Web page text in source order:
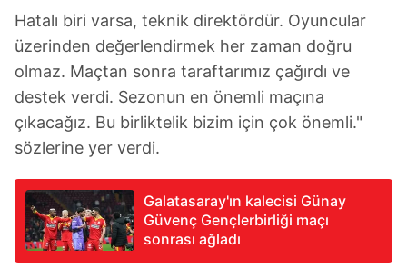
Hatalı biri varsa, teknik direktördür. Oyuncular
üzerinden değerlendirmek her zaman doğru
olmaz. Maçtan sonra taraftarımız çağırdı ve
destek verdi. Sezonun en önemli maçına
çıkacağız. Bu birliktelik bizim için çok önemli."
sözlerine yer verdi.
Galatasaray'ın kalecisi Günay
Güvenç Gençlerbirliği maçı
sonrası ağladı